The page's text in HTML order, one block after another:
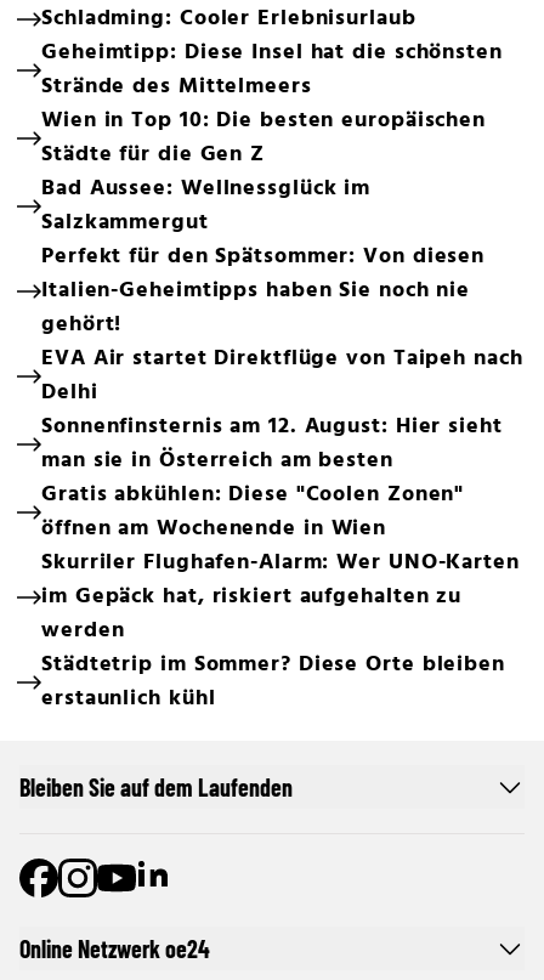
Schladming: Cooler Erlebnisurlaub
Geheimtipp: Diese Insel hat die schönsten
Strände des Mittelmeers
Wien in Top 10: Die besten europäischen
Städte für die Gen Z
Bad Aussee: Wellnessglück im
Salzkammergut
Perfekt für den Spätsommer: Von diesen
Italien-Geheimtipps haben Sie noch nie
gehört!
EVA Air startet Direktflüge von Taipeh nach
Delhi
Sonnenfinsternis am 12. August: Hier sieht
man sie in Österreich am besten
Gratis abkühlen: Diese "Coolen Zonen"
öffnen am Wochenende in Wien
Skurriler Flughafen-Alarm: Wer UNO-Karten
im Gepäck hat, riskiert aufgehalten zu
werden
Städtetrip im Sommer? Diese Orte bleiben
erstaunlich kühl
Online Netzwerk oe24
Bleiben Sie auf dem Laufenden